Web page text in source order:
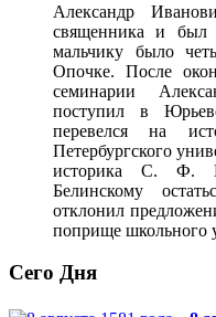
Александр
священника и был
мальчику было
Опочке. После
семинарии
поступил в
перевелся на
Петербургского
историка С. Ф.
Белинскому
отклонил
поприще школьного
Сего Дня